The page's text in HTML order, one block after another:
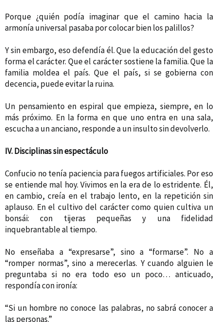
Porque ¿quién podía imaginar que el camino hacia la
armonía universal pasaba por colocar bien los palillos?
Y sin embargo, eso defendía él. Que la educación del gesto
forma el carácter. Que el carácter sostiene la familia. Que la
familia moldea el país. Que el país, si se gobierna con
decencia, puede evitar la ruina.
Un pensamiento en espiral que empieza, siempre, en lo
más próximo. En la forma en que uno entra en una sala,
escucha a un anciano, responde a un insulto sin devolverlo.
IV. Disciplinas sin espectáculo
Confucio no tenía paciencia para fuegos artificiales. Por eso
se entiende mal hoy. Vivimos en la era de lo estridente. Él,
en cambio, creía en el trabajo lento, en la repetición sin
aplauso. En el cultivo del carácter como quien cultiva un
bonsái: con tijeras pequeñas y una fidelidad
inquebrantable al tiempo.
No enseñaba a “expresarse”, sino a “formarse”. No a
“romper normas”, sino a merecerlas. Y cuando alguien le
preguntaba si no era todo eso un poco… anticuado,
respondía con ironía:
“Si un hombre no conoce las palabras, no sabrá conocer a
las personas.”